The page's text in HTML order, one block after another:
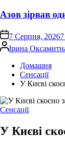
Азов зірвав
on 7 Серпня, 2026
Опубліковано
Ірина
Домашня
Сенсації
У Києві
Опублікувати
Сенсації
У Києві